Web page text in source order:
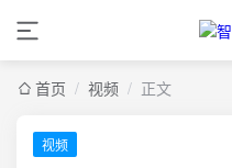
首页 / 视频 / 正文
视频